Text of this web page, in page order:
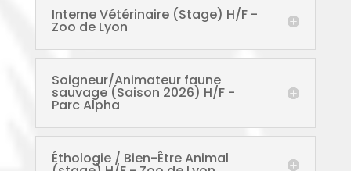
Interne Vétérinaire (Stage) H/F -
Zoo de Lyon
Soigneur/Animateur faune
sauvage (Saison 2026) H/F -
Parc Alpha
Éthologie / Bien-Être Animal